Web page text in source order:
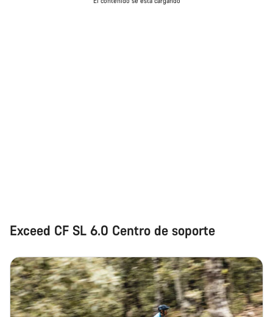
Exceed CF SL 6.0 Centro de soporte